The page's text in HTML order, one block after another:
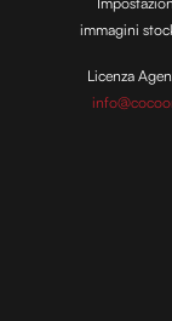
immagini
Licenza